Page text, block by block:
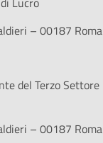
– 00187 Roma
del Terzo Settore
– 00187 Roma